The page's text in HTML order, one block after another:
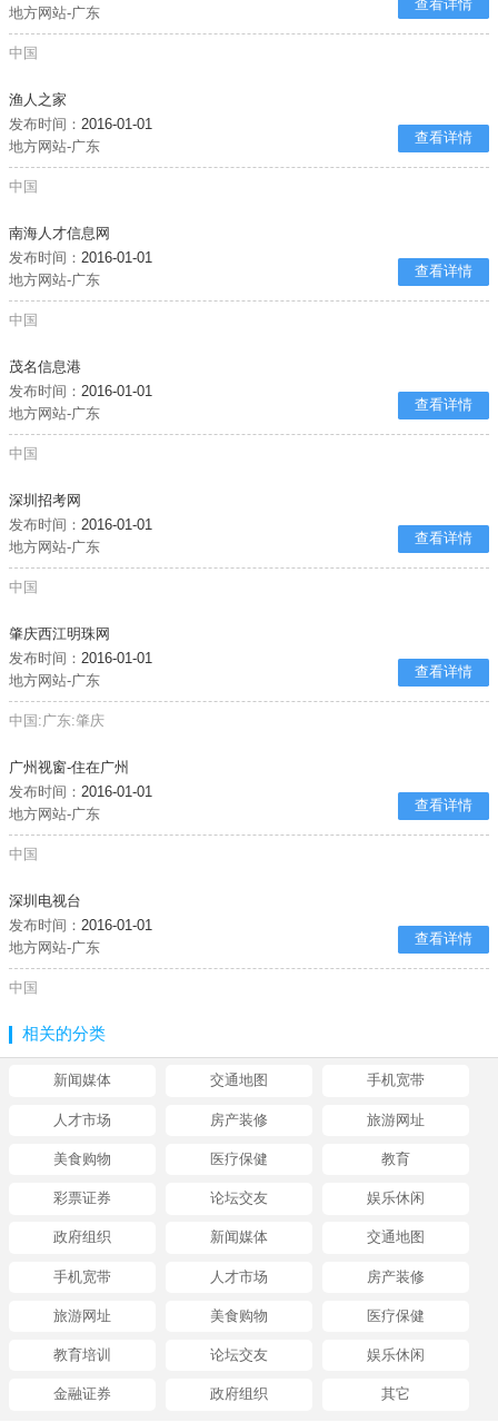
地方网站-广东
查看详情
中国
渔人之家
发布时间：2016-01-01
地方网站-广东
查看详情
中国
南海人才信息网
发布时间：2016-01-01
地方网站-广东
查看详情
中国
茂名信息港
发布时间：2016-01-01
地方网站-广东
查看详情
中国
深圳招考网
发布时间：2016-01-01
地方网站-广东
查看详情
中国
肇庆西江明珠网
发布时间：2016-01-01
地方网站-广东
查看详情
中国:广东:肇庆
广州视窗-住在广州
发布时间：2016-01-01
地方网站-广东
查看详情
中国
深圳电视台
发布时间：2016-01-01
地方网站-广东
查看详情
中国
相关的分类
新闻媒体 交通地图 手机宽带
人才市场 房产装修 旅游网址
美食购物 医疗保健 教育
彩票证券 论坛交友 娱乐休闲
政府组织 新闻媒体 交通地图
手机宽带 人才市场 房产装修
旅游网址 美食购物 医疗保健
教育培训 论坛交友 娱乐休闲
金融证券 政府组织 其它